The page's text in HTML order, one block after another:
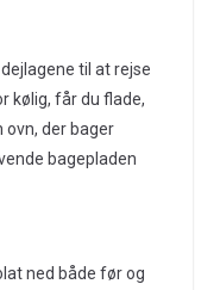
til at rejse
kølig, får du flade,
ovn, der bager
bagepladen
ned både før og